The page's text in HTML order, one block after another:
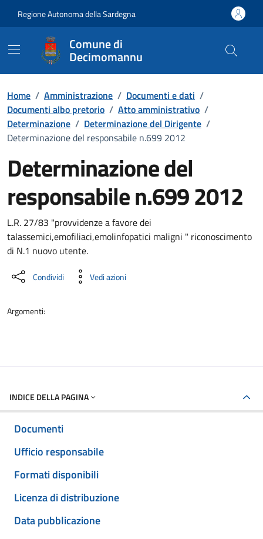
Regione Autonoma della Sardegna
Comune di
Decimomannu
Home / Amministrazione / Documenti e dati /
Documenti albo pretorio / Atto amministrativo /
Determinazione / Determinazione del Dirigente /
Determinazione del responsabile n.699 2012
Determinazione del
responsabile n.699 2012
Dettaglio del documento
L.R. 27/83 "provvidenze a favore dei
talassemici,emofiliaci,emolinfopatici maligni " riconoscimento
di N.1 nuovo utente.
Condividi Vedi azioni
Argomenti:
INDICE DELLA PAGINA
Documenti
Ufficio responsabile
Formati disponibili
Licenza di distribuzione
Data pubblicazione